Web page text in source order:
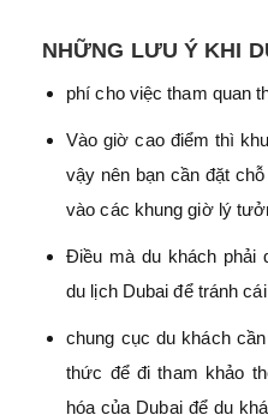
NHỮNG LƯU Ý KHI
phí cho việc tham quan
Vào giờ cao điểm thì
vậy nên bạn cần đặt
vào các khung giờ lý
Điều mà du khách phải
du lịch Dubai để tránh
chung cục du khách
thức để đi tham khảo
hóa của Dubai để du